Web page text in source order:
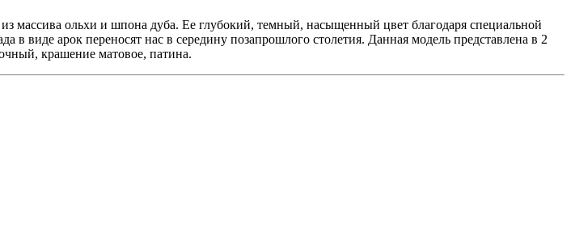
массива ольхи и шпона дуба. Ее глубокий, темный, насыщенный цвет благодаря специальной
в виде арок переносят нас в середину позапрошлого столетия. Данная модель представлена в 2
крашение матовое, патина.